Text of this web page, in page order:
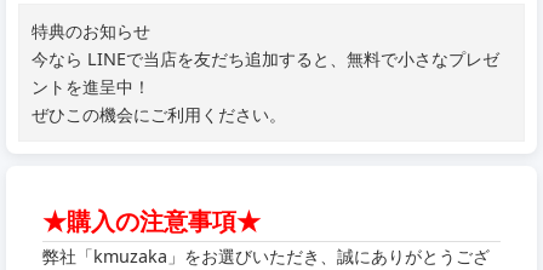
特典のお知らせ
今なら LINEで当店を友だち追加すると、無料で小さなプレゼ
ントを進呈中！
ぜひこの機会にご利用ください。
★購入の注意事項★
弊社「kmuzaka」をお選びいただき、誠にありがとうござ